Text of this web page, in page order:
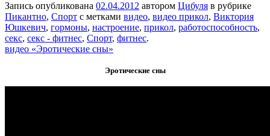
Запись опубликована 02.04.2012 автором Цибуля в рубрике
Пикантно, Спорт с метками видео, видео прикол, Виктория
Юшкевич, гормоны, настроение, прикол, работоспособность,
секс, секс - фитнес, Спорт, фитнес.
видео «Эротические сны»
Эротические сны